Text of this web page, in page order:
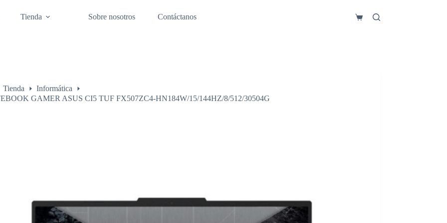
Tienda Sobre nosotros Contáctanos
Carro
Tienda
Informática
GAMER ASUS CI5 TUF FX507ZC4-HN184W/15/144HZ/8/512/30504G